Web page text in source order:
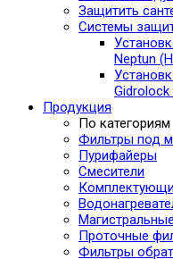
Защитить
Системы
Neptun
Продукция
По категориям
Фильтры под
Пурифайеры
Смесители
Проточные
Фильтры